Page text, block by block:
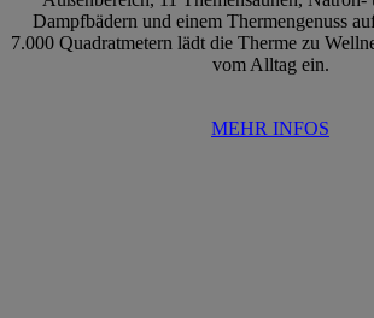
Dampfbädern und einem Thermengenuss
7.000 Quadratmetern lädt die Therme zu
vom Alltag ein.
MEHR INFOS